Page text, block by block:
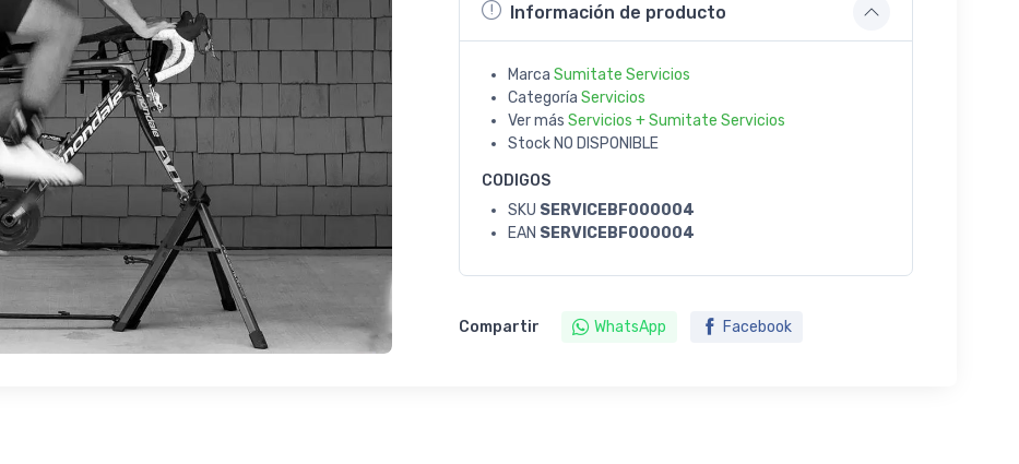
Información de producto
Marca Sumitate Servicios
Categoría Servicios
Ver más Servicios + Sumitate Servicios
Stock NO DISPONIBLE
CODIGOS
SKU SERVICEBF000004
EAN SERVICEBF000004
Compartir WhatsApp Facebook